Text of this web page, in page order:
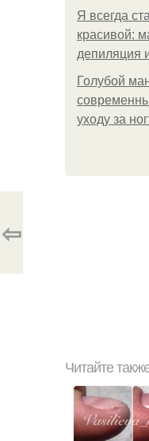
Я всегда
красивой:
депиляция
Голубой
уходу за
⇦
Читайте